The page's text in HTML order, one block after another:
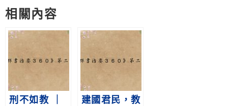
相關內容
刑不如教 ｜
建國君民，教